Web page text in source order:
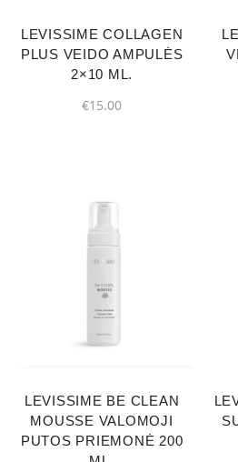
LEVISSIME COLLAGEN
PLUS VEIDO AMPULĖS
2×10 ML.
€15.00
LEVISSIME BE CLEAN
MOUSSE VALOMOJI
PUTOS PRIEMONĖ 200